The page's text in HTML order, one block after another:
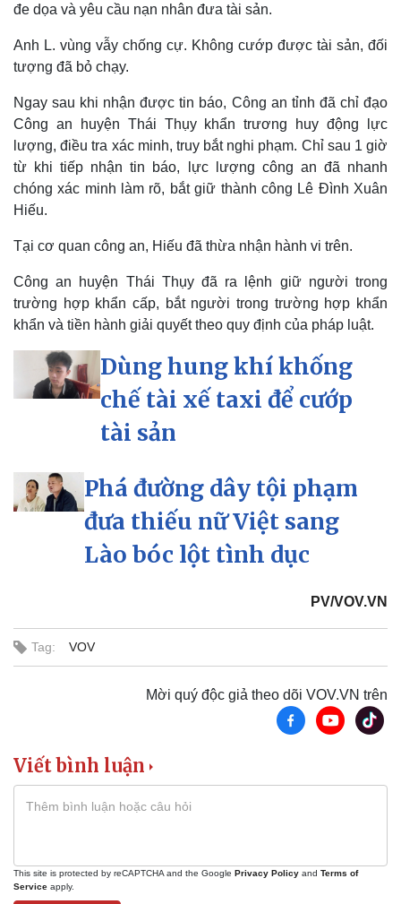
Kinh tế
Thị trường
Chứng khoán
Giá cà phê
đe dọa và yêu cầu nạn nhân đưa tài sản.
Anh L. vùng vẫy chống cự. Không cướp được tài sản, đối
tượng đã bỏ chạy.
Ngay sau khi nhận được tin báo, Công an tỉnh đã chỉ đạo
Công an huyện Thái Thụy khẩn trương huy động lực
lượng, điều tra xác minh, truy bắt nghi phạm. Chỉ sau 1 giờ
từ khi tiếp nhận tin báo, lực lượng công an đã nhanh
chóng xác minh làm rõ, bắt giữ thành công Lê Đình Xuân
Hiếu.
Tại cơ quan công an, Hiếu đã thừa nhận hành vi trên.
Công an huyện Thái Thụy đã ra lệnh giữ người trong
trường hợp khẩn cấp, bắt người trong trường hợp khẩn
khẩn và tiền hành giải quyết theo quy định của pháp luật.
Dùng hung khí khống
chế tài xế taxi để cướp
tài sản
Phá đường dây tội phạm
đưa thiếu nữ Việt sang
Lào bóc lột tình dục
PV/VOV.VN
Tag: VOV
Mời quý độc giả theo dõi VOV.VN trên
Viết bình luận
This site is protected by reCAPTCHA and the Google Privacy Policy and Terms of
Service apply.